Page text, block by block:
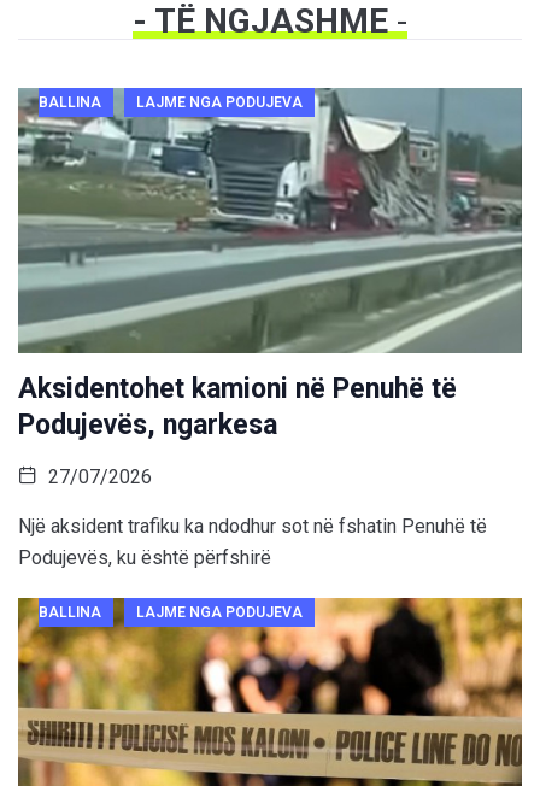
- TË NGJASHME-
BALLINA LAJME NGA PODUJEVA
Aksidentohet kamioni në Penuhë të
Podujevës, ngarkesa
27/07/2026
Një aksident trafiku ka ndodhur sot në fshatin Penuhë të
Podujevës, ku është përfshirë
BALLINA LAJME NGA PODUJEVA